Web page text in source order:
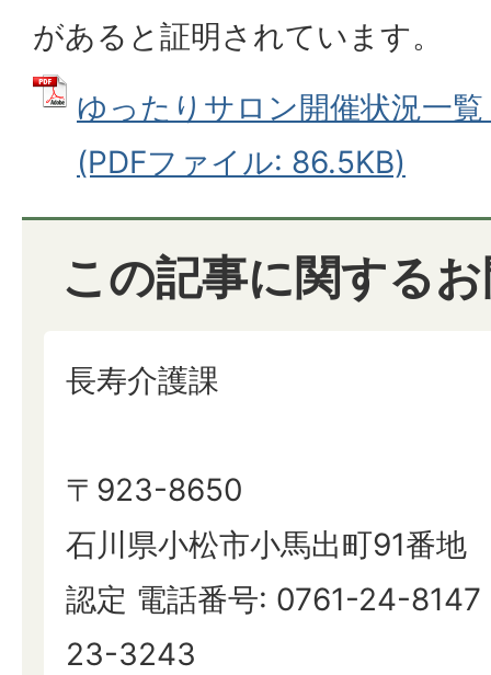
があると証明されています。
ゆったりサロン開催状況一
(PDFファイル: 86.5KB)
この記事に関する
長寿介護課
〒923-8650
石川県小松市小馬出町91番地
認定 電話番号: 0761-24-
23-3243